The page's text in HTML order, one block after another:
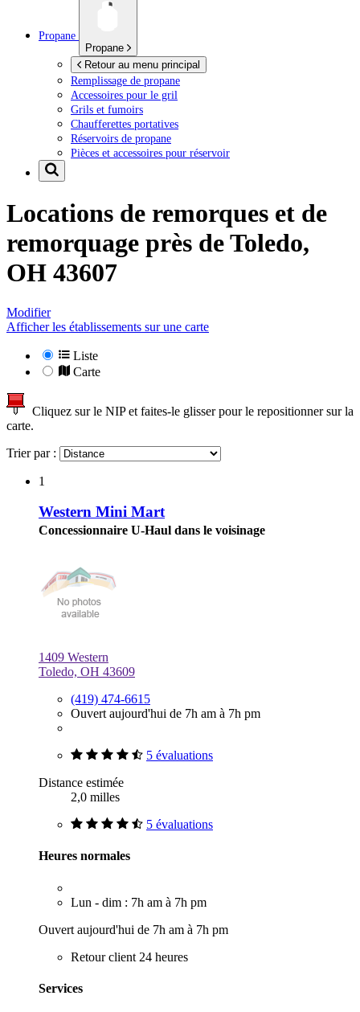
Propane
Propane
Retour au menu principal
Remplissage de propane
Accessoires pour le gril
Grils et fumoirs
Chaufferettes portatives
Réservoirs de propane
Pièces et accessoires pour réservoir
Locations de remorques et de
remorquage près deToledo,
OH 43607
Modifier
Afficher les établissements sur une carte
Liste
Carte
Cliquez sur le NIP et faites-le glisser pour le repositionner sur la
carte.
Trier par :
1
Western Mini Mart
Concessionnaire U-Haul dans le voisinage
1409 Western
Toledo, OH 43609
(419) 474-6615
Ouvert aujourd'hui de 7h am à 7h pm
5 évaluations
Distance estimée
2,0 milles
5 évaluations
Heures normales
Lun - dim : 7h am à 7h pm
Ouvert aujourd'hui de 7h am à 7h pm
Retour client 24 heures
Services